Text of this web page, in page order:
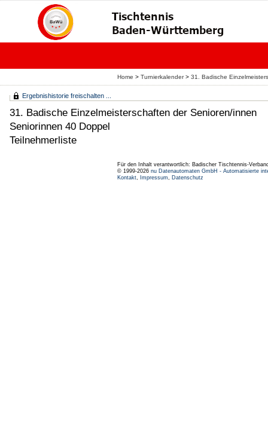
Home > Turnierkalender> 31. Badische
Ergebnishistorie freischalten ...
31. Badische Einzelmeisterschaften der Senioren/innen
Seniorinnen 40 Doppel
Teilnehmerliste
Für den Inhalt verantwortlich: Badischer Tischtennis-
© 1999-2026 nu Datenautomaten GmbH - Automatisierte
Kontakt, Impressum, Datenschutz